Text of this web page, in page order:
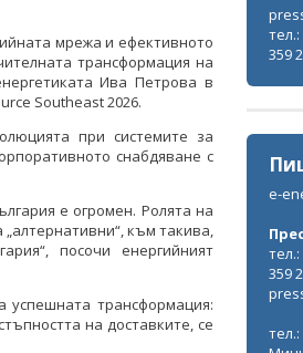
мрежа и ефективното
трансформация на
Ива Петрова в
Southeast 2026.
при системите за
снабдяване с
е огромен. Ролята на
към такива,
посочи енергийният
трансформация:
на доставките, се
тел.:
359
e-
тел.:
359
тел.: